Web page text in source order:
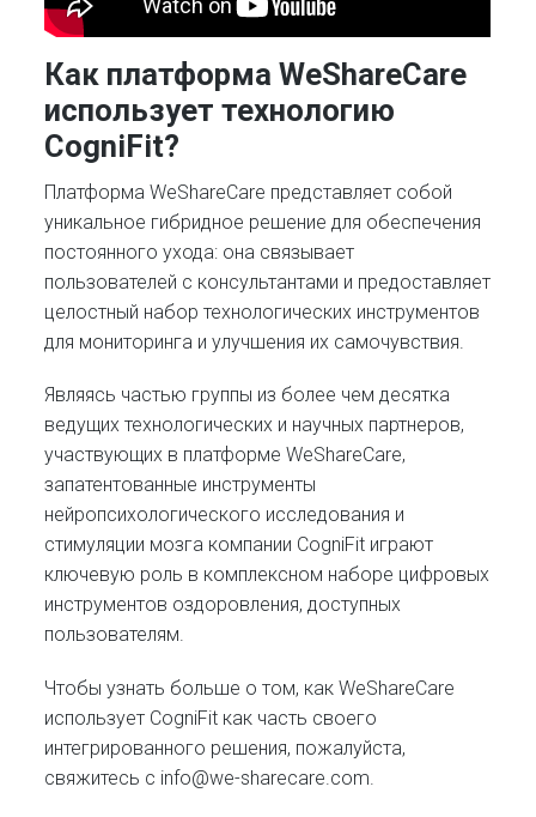
Как платформа WeShareCare
использует технологию
CogniFit?
Платформа WeShareCare представляет собой
уникальное гибридное решение для обеспечения
постоянного ухода: она связывает
пользователей с консультантами и предоставляет
целостный набор технологических инструментов
для мониторинга и улучшения их самочувствия.
Являясь частью группы из более чем десятка
ведущих технологических и научных партнеров,
участвующих в платформе WeShareCare,
запатентованные инструменты
нейропсихологического исследования и
стимуляции мозга компании CogniFit играют
ключевую роль в комплексном наборе цифровых
инструментов оздоровления, доступных
пользователям.
Чтобы узнать больше о том, как WeShareCare
использует CogniFit как часть своего
интегрированного решения, пожалуйста,
свяжитесь с info@we-sharecare.com.